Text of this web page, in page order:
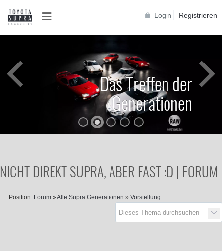
Login Registrieren
Das Treffen der
Generationen
NICHT DIREKT SUPRA, ABER FAST :D | FORUM
Position: Forum » Alle Supra Generationen » Vorstellung